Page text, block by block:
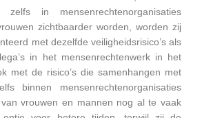
zelfs in mensenrechtenorganisaties
zichtbaarder worden, worden zij
met dezelfde veiligheidsrisico’s als
in het mensenrechtenwerk in het
met de risico’s die samenhangen met
binnen mensenrechtenorganisaties
vrouwen en mannen nog al te vaak